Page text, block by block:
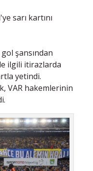
sarı kartını
şansından
ilgili itirazlarda
yetindi.
VAR hakemlerinin